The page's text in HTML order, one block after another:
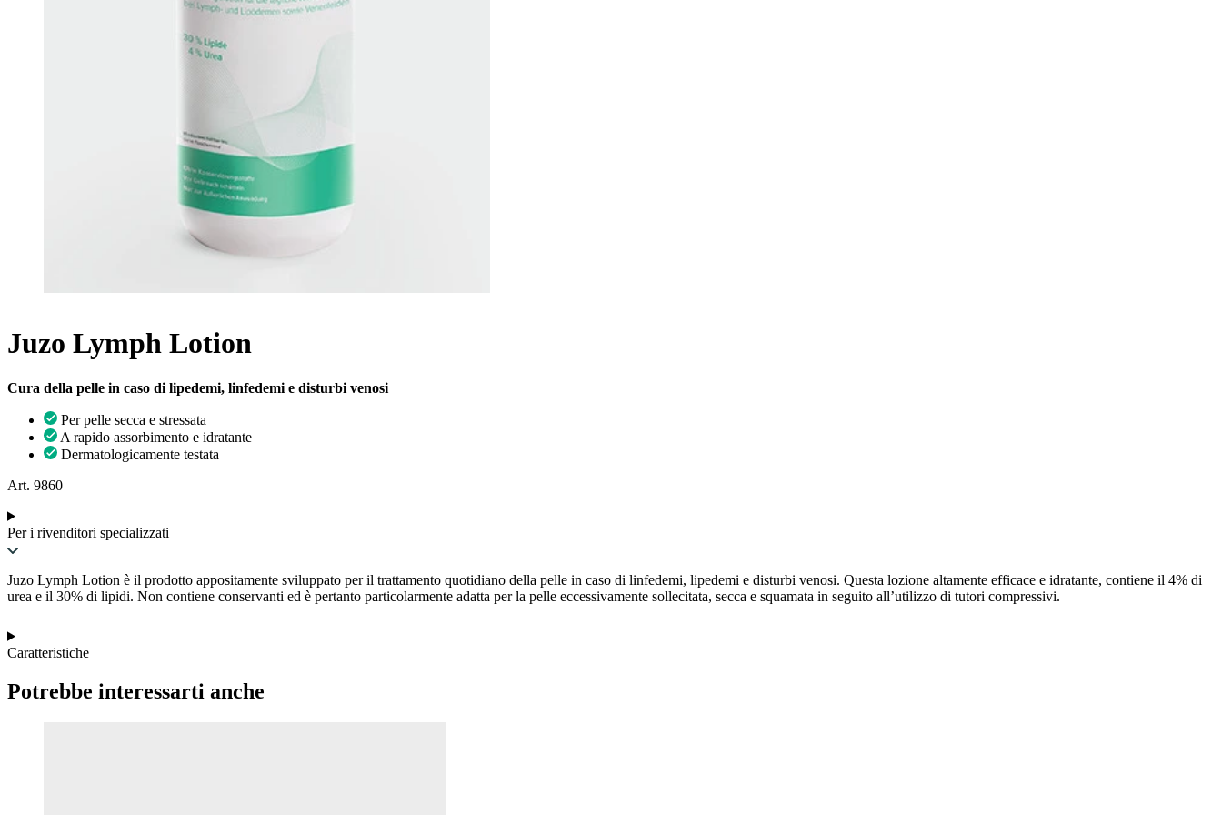
Juzo Lymph Lotion
Cura della pelle in caso di lipedemi, linfedemi e disturbi venosi
Per pelle secca e stressata
A rapido assorbimento e idratante
Dermatologicamente testata
Art. 9860
Per i rivenditori specializzati
Juzo Lymph Lotion è il prodotto appositamente sviluppato per il trattamento quotidiano della pelle in caso di linfedemi, lipedemi e disturbi venosi. Questa lozione altamente efficace e idratante, contiene il 4% di
urea e il 30% di lipidi. Non contiene conservanti ed è pertanto particolarmente adatta per la pelle eccessivamente sollecitata, secca e squamata in seguito all’utilizzo di tutori compressivi.
Caratteristiche
Potrebbe interessarti anche